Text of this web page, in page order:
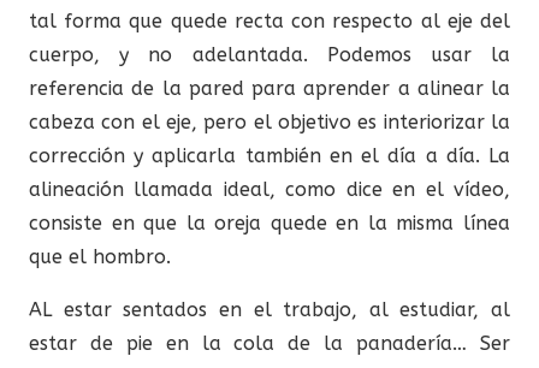
tal forma que quede recta con respecto al eje del
cuerpo, y no adelantada. Podemos usar la
referencia de la pared para aprender a alinear la
cabeza con el eje, pero el objetivo es interiorizar la
corrección y aplicarla también en el día a día. La
alineación llamada ideal, como dice en el vídeo,
consiste en que la oreja quede en la misma línea
que el hombro.
AL estar sentados en el trabajo, al estudiar, al
estar de pie en la cola de la panadería… Ser